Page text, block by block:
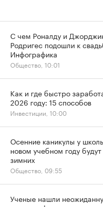
С чем Роналду и
Родригес подошли к
Инфографика
Общество, 10:01
Как и где быстро
2026 году: 15 способов
Инвестиции, 10:00
Осенние каникулы у
новом учебном году
зимних
Общество, 09:55
Ученые нашли